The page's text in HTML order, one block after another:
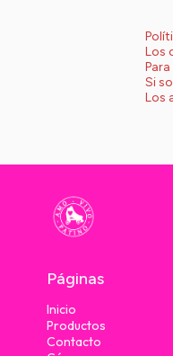
Los
Si
Los
Páginas
Inicio
Productos
Contacto